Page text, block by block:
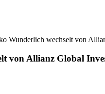
Wunderlich wechselt von
von Allianz Global